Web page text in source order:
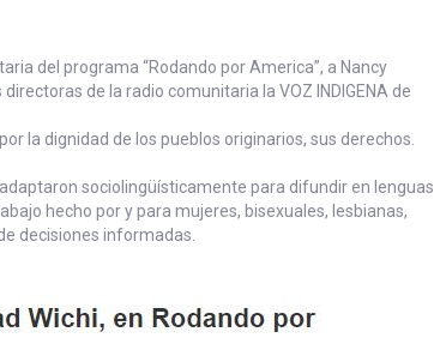
del programa “Rodando por America”, a Nancy
de la radio comunitaria la VOZ INDIGENA de
la dignidad de los pueblos originarios, sus derechos.
sociolingüísticamente para difundir en lenguas
hecho por y para mujeres, bisexuales, lesbianas,
decisiones informadas.